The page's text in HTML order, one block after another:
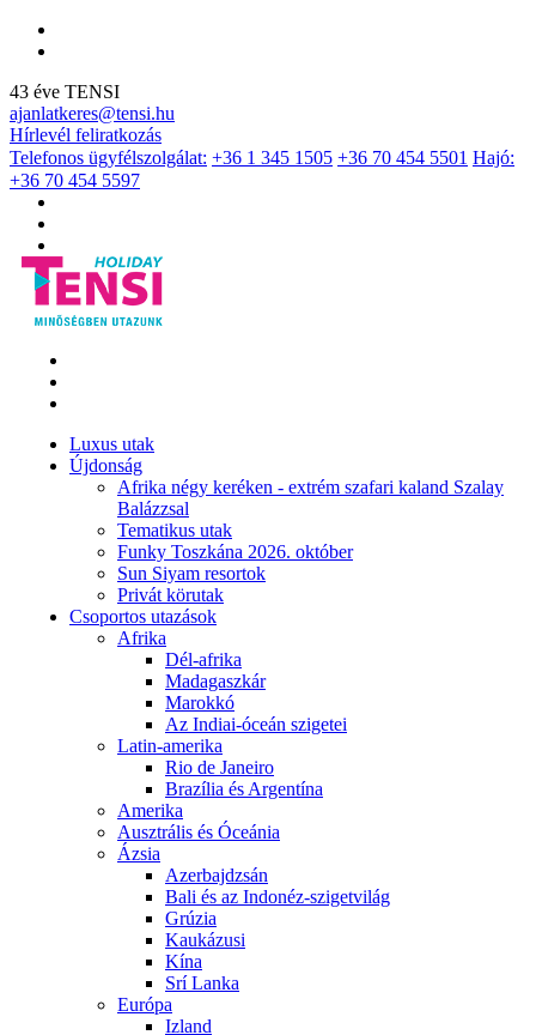
43 éve TENSI
ajanlatkeres@tensi.hu
Hírlevél feliratkozás
Telefonos ügyfélszolgálat: +36 1 345 1505 +36 70 454 5501 Hajó:
+36 70 454 5597
Luxus utak
Újdonság
Afrika négy keréken - extrém szafari kaland Szalay
Balázzsal
Tematikus utak
Funky Toszkána 2026. október
Sun Siyam resortok
Privát körutak
Csoportos utazások
Afrika
Dél-afrika
Madagaszkár
Marokkó
Az Indiai-óceán szigetei
Latin-amerika
Rio de Janeiro
Brazília és Argentína
Amerika
Ausztrális és Óceánia
Ázsia
Azerbajdzsán
Bali és az Indonéz-szigetvilág
Grúzia
Kaukázusi
Kína
Srí Lanka
Európa
Izland